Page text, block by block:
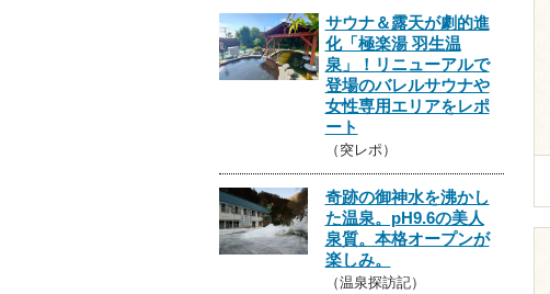
サウナ＆露天が劇的進
化「極楽湯 羽生温
泉」！リニューアルで
登場のバレルサウナや
女性専用エリアをレポ
ート
（突レポ）
奇跡の御神水を沸かし
た温泉。pH9.6の美人
泉質。本格オープンが
楽しみ。
（温泉探訪記）